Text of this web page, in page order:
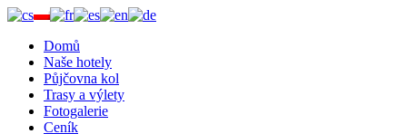
Domů
Naše hotely
Půjčovna kol
Trasy a výlety
Fotogalerie
Ceník